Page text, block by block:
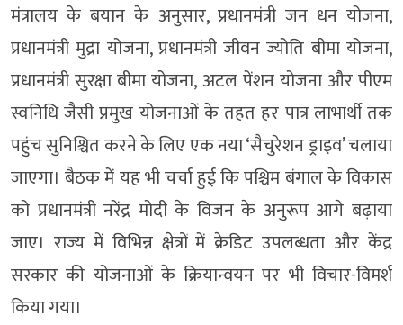
मंत्रालय के बयान के अनुसार, प्रधानमंत्री जन धन योजना,
प्रधानमंत्री मुद्रा योजना, प्रधानमंत्री जीवन ज्योति बीमा योजना,
प्रधानमंत्री सुरक्षा बीमा योजना, अटल पेंशन योजना और पीएम
स्वनिधि जैसी प्रमुख योजनाओं के तहत हर पात्र लाभार्थी तक
पहुंच सुनिश्चित करने के लिए एक नया ‘सैचुरेशन ड्राइव’ चलाया
जाएगा। बैठक में यह भी चर्चा हुई कि पश्चिम बंगाल के विकास
को प्रधानमंत्री नरेंद्र मोदी के विजन के अनुरूप आगे बढ़ाया
जाए। राज्य में विभिन्न क्षेत्रों में क्रेडिट उपलब्धता और केंद्र
सरकार की योजनाओं के क्रियान्वयन पर भी विचार-विमर्श
किया गया।